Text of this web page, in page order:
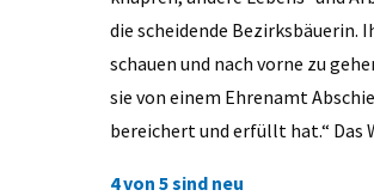
die scheidende Bezirksbäuerin.
schauen und nach vorne zu
sie von einem Ehrenamt
bereichert und erfüllt hat.“ Das
4 von 5 sind neu